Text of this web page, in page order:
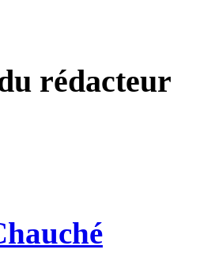
rédacteur